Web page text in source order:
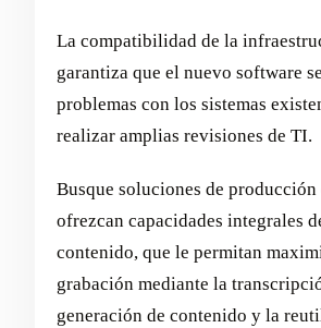
La compatibilidad de la
garantiza que el nuevo software
problemas con los sistemas
realizar amplias revisiones de TI.
Busque soluciones de producción
ofrezcan capacidades integrales
contenido, que le permitan
grabación mediante la
generación de contenido y la